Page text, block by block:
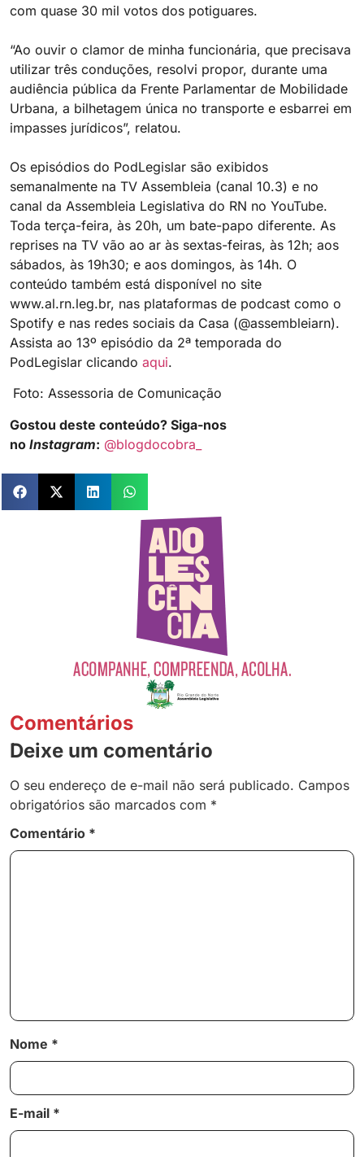
com quase 30 mil votos dos potiguares.
“Ao ouvir o clamor de minha funcionária, que precisava
utilizar três conduções, resolvi propor, durante uma
audiência pública da Frente Parlamentar de Mobilidade
Urbana, a bilhetagem única no transporte e esbarrei em
impasses jurídicos”, relatou.
Os episódios do PodLegislar são exibidos
semanalmente na TV Assembleia (canal 10.3) e no
canal da Assembleia Legislativa do RN no YouTube.
Toda terça-feira, às 20h, um bate-papo diferente. As
reprises na TV vão ao ar às sextas-feiras, às 12h; aos
sábados, às 19h30; e aos domingos, às 14h. O
conteúdo também está disponível no site
www.al.rn.leg.br, nas plataformas de podcast como o
Spotify e nas redes sociais da Casa (@assembleiarn).
Assista ao 13º episódio da 2ª temporada do
PodLegislar clicando aqui.
Foto: Assessoria de Comunicação
Gostou deste conteúdo? Siga-nos
no Instagram: @blogdocobra_
Comentários
Deixe um comentário
O seu endereço de e-mail não será publicado. Campos
obrigatórios são marcados com *
Comentário *
Nome *
E-mail *